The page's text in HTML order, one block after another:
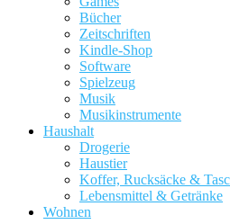
Bücher
Zeitschriften
Kindle-Shop
Software
Spielzeug
Musik
Musikinstrumente
Haushalt
Drogerie
Haustier
Koffer, Rucksäcke &
Lebensmittel & Getränke
Wohnen